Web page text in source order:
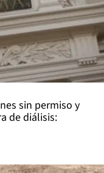
sin permiso y
de diálisis: